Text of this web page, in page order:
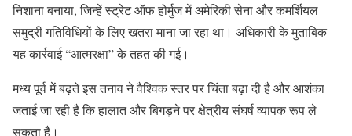
निशाना बनाया, जिन्हें स्ट्रेट ऑफ होर्मुज में अमेरिकी सेना और कमर्शियल
समुद्री गतिविधियों के लिए खतरा माना जा रहा था। अधिकारी के मुताबिक
यह कार्रवाई “आत्मरक्षा” के तहत की गई।
मध्य पूर्व में बढ़ते इस तनाव ने वैश्विक स्तर पर चिंता बढ़ा दी है और आशंका
जताई जा रही है कि हालात और बिगड़ने पर क्षेत्रीय संघर्ष व्यापक रूप ले
सकता है।